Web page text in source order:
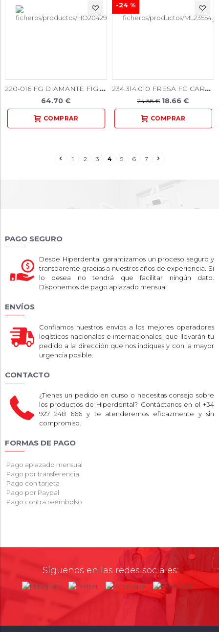
220-016 FG DIAMANTE FIG.857 5u
64.70 €
234.314.010 FRESA FG CARB. TUNGST. N 331L 5u.
24.56 € 18.66 €
-24 %
1 2 3 4 5 6 7
PAGO SEGURO
Desde Hiperdental garantizamos un proceso seguro y
transparente gracias a nuestros años de experiencia. Si
lo desea no tendrá que facilitar ningún dato.
Disponemos de pago aplazado mensual
ENVÍOS
Confiamos nuestros envíos a los mejores operadores
logísticos nacionales e internacionales, que llevarán tu
pedido a la dirección que nos indiques y con la mayor
urgencia posible.
CONTACTO
¿Tienes un pedido en curso o necesitas consejo sobre
los productos de Hiperdental? Contáctanos en el +34
927 248 666 y te atenderemos eficazmente y sin
compromiso.
FORMAS DE PAGO
Pago aplazado mensual
Pago por transferencia
Pago con tarjeta
Pago por Paypal
Pago contra reembolso
Síguenos en las redes sociales: